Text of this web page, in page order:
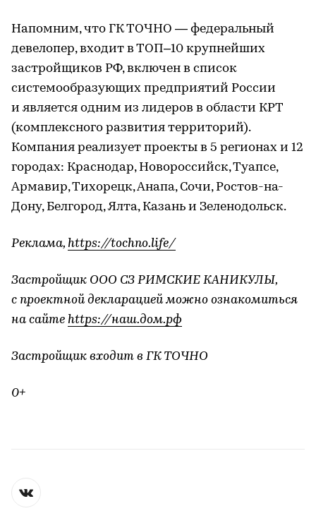
Напомним, что ГК ТОЧНО — федеральный
девелопер, входит в ТОП–10 крупнейших
застройщиков РФ, включен в список
системообразующих предприятий России
и является одним из лидеров в области КРТ
(комплексного развития территорий).
Компания реализует проекты в 5 регионах и 12
городах: Краснодар, Новороссийск, Туапсе,
Армавир, Тихорецк, Анапа, Сочи, Ростов-на-
Дону, Белгород, Ялта, Казань и Зеленодольск.
Реклама, https://tochno.life/
Застройщик ООО СЗ РИМСКИЕ КАНИКУЛЫ,
с проектной декларацией можно ознакомиться
на сайте https://наш.дом.рф
Застройщик входит в ГК ТОЧНО
0+